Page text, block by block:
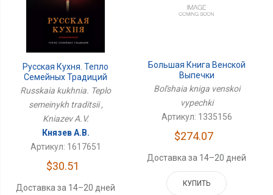
Русская Кухня. Тепло
Семейных Традиций
Russkaia kukhnia. Teplo
semeinykh traditsii ,
Kniazev A.V.
Князев А.В.
Артикул: 1617651
$30.51
Доставка за 14–20 дней
Большая Книга Венской
Выпечки
Bol'shaia kniga venskoi
vypechki
Артикул: 1335156
$274.07
Доставка за 14–20 дней
КУПИТЬ